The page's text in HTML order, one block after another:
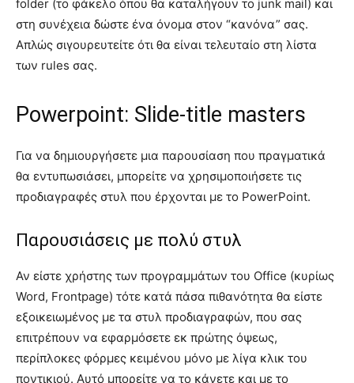
folder (το φάκελο όπου θα καταλήγουν το junk mail) και
στη συνέχεια δώστε ένα όνομα στον “κανόνα” σας.
Απλώς σιγουρευτείτε ότι θα είναι τελευταίο στη λίστα
των rules σας.
Powerpoint: Slide-title masters
Για να δημιουργήσετε μια παρουσίαση που πραγματικά
θα εντυπωσιάσει, μπορείτε να χρησιμοποιήσετε τις
προδιαγραφές στυλ που έρχονται με το PowerPoint.
Παρουσιάσεις με πολύ στυλ
Αν είστε χρήστης των προγραμμάτων του Office (κυρίως
Word, Frontpage) τότε κατά πάσα πιθανότητα θα είστε
εξοικειωμένος με τα στυλ προδιαγραφών, που σας
επιτρέπουν να εφαρμόσετε εκ πρώτης όψεως,
περίπλοκες φόρμες κειμένου μόνο με λίγα κλικ του
ποντικιού. Αυτό μπορείτε να το κάνετε και με το